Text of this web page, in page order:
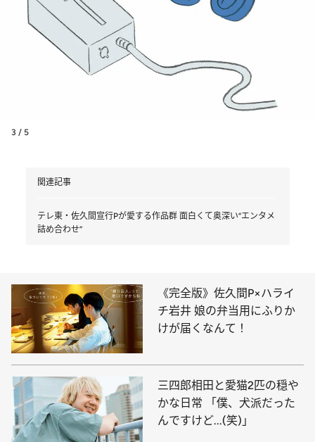
3 / 5
関連記事
テレ東・佐久間宣行Pが愛する作品群 面白くて奥深い“エンタメ
詰め合わせ”
《完全版》佐久間P×ハライ
チ岩井 娘の弁当用にふりか
けが届くなんて！
三四郎相田と愛猫2匹の穏や
かな日常 「僕、犬派だった
んですけど...(笑)」